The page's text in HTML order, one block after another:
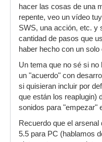
hacer las cosas de una
repente, veo un vídeo
SWS, una acción, etc. y
cantidad de pasos que
haber hecho con un solo
Un tema que no sé si
un "acuerdo" con
si quisieran incluir por
que están los reaplugin)
sonidos para "empezar"
Recuerdo que el
5.5 para PC (hablamos